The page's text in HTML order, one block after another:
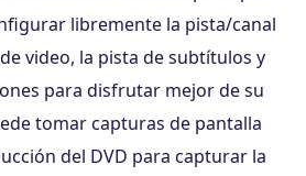
libremente la pista/canal
video, la pista de subtítulos y
para disfrutar mejor de su
tomar capturas de pantalla
del DVD para capturar la